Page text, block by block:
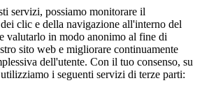
servizi, possiamo monitorare il
clic e della navigazione all'interno del
valutarlo in modo anonimo al fine di
sito web e migliorare continuamente
dell'utente. Con il tuo consenso, su
i seguenti servizi di terze parti: